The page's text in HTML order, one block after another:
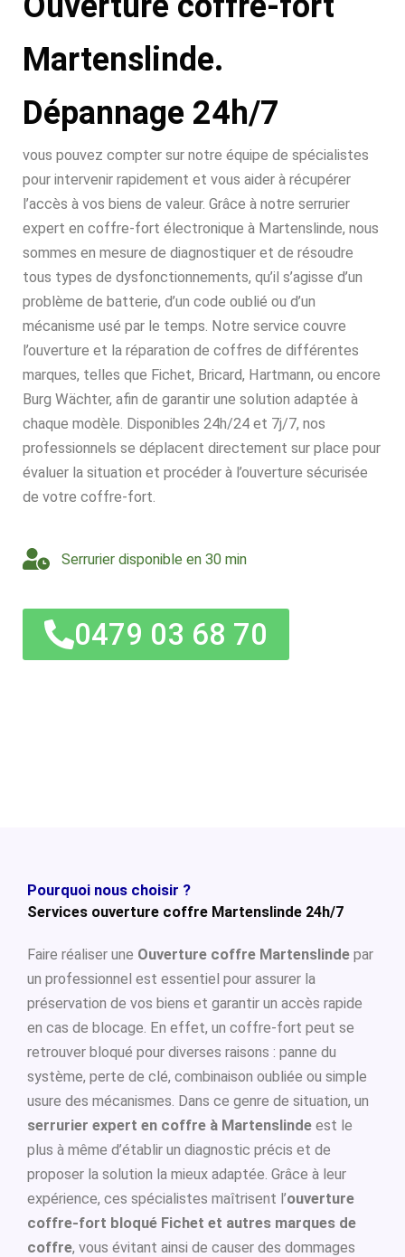
Martenslinde.
Dépannage 24h/7
vous pouvez compter sur notre équipe de spécialistes
pour intervenir rapidement et vous aider à récupérer
l’accès à vos biens de valeur. Grâce à notre serrurier
expert en coffre-fort électronique à Martenslinde, nous
sommes en mesure de diagnostiquer et de résoudre
tous types de dysfonctionnements, qu’il s’agisse d’un
problème de batterie, d’un code oublié ou d’un
mécanisme usé par le temps. Notre service couvre
l’ouverture et la réparation de coffres de différentes
marques, telles que Fichet, Bricard, Hartmann, ou encore
Burg Wächter, afin de garantir une solution adaptée à
chaque modèle. Disponibles 24h/24 et 7j/7, nos
professionnels se déplacent directement sur place pour
évaluer la situation et procéder à l’ouverture sécurisée
de votre coffre-fort.
Serrurier disponible en 30 min
0479 03 68 70
Pourquoi nous choisir ?
Services ouverture coffre Martenslinde 24h/7
Faire réaliser une Ouverture coffre Martenslinde par
un professionnel est essentiel pour assurer la
préservation de vos biens et garantir un accès rapide
en cas de blocage. En effet, un coffre-fort peut se
retrouver bloqué pour diverses raisons : panne du
système, perte de clé, combinaison oubliée ou simple
usure des mécanismes. Dans ce genre de situation, un
serrurier expert en coffre à Martenslinde est le
plus à même d’établir un diagnostic précis et de
proposer la solution la mieux adaptée. Grâce à leur
expérience, ces spécialistes maîtrisent l’ouverture
coffre-fort bloqué Fichet et autres marques de
coffre, vous évitant ainsi de causer des dommages